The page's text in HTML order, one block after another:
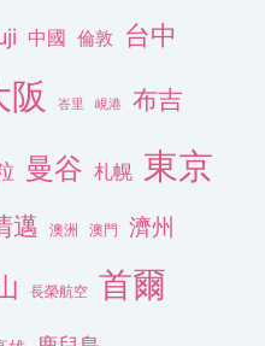
中國 倫敦 台中
阪 峇里 峴港 布吉
曼谷 札幌 東京
邁 澳洲 澳門 濟州
長榮航空 首爾